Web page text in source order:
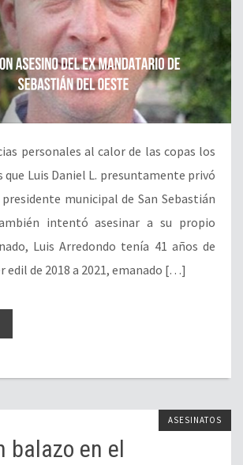
personales al calor de las copas los
Luis Daniel L. presuntamente privó
municipal de San Sebastián
intentó asesinar a su propio
Luis Arredondo tenía 41 años de
edil de 2018 a 2021, emanado […]
ASESINATOS
balazo en el